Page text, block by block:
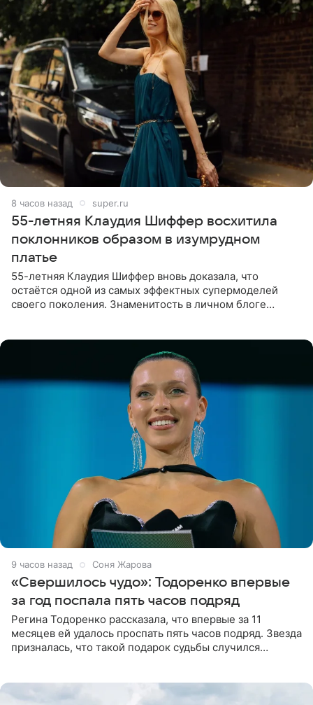
8 часов назад super.ru
55-летняя Клаудия Шиффер восхитила
поклонников образом в изумрудном
платье
55-летняя Клаудия Шиффер вновь доказала, что
остаётся одной из самых эффектных супермоделей
своего поколения. Знаменитость в личном блоге
9 часов назад Соня Жарова
«Свершилось чудо»: Тодоренко впервые
за год поспала пять часов подряд
Регина Тодоренко рассказала, что впервые за 11
месяцев ей удалось проспать пять часов подряд. Звезда
призналась, что такой подарок судьбы случился